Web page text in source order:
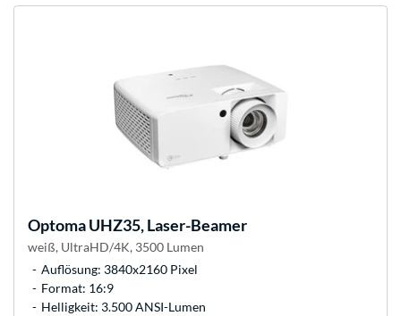
OptomaUHZ35, Laser-Beamer
weiß, UltraHD/4K, 3500 Lumen
Auflösung: 3840x2160 Pixel
Format: 16:9
Helligkeit: 3.500 ANSI-Lumen